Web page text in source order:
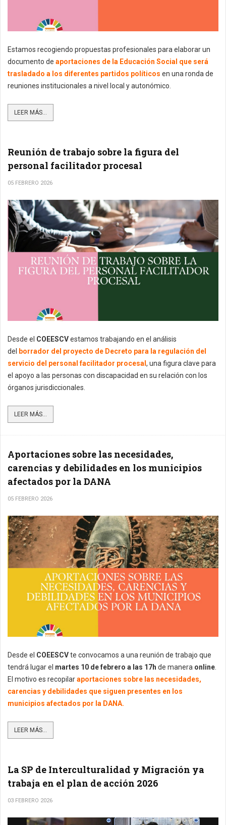
Estamos recogiendo propuestas profesionales para elaborar un
documento de aportaciones de la Educación Social que será
trasladado a los diferentes partidos políticos en una ronda de
reuniones institucionales a nivel local y autonómico.
LEER MÁS...
Reunión de trabajo sobre la figura del
personal facilitador procesal
05 FEBRERO 2026
Desde el COEESCVestamos trabajando en el análisis
del
borrador del proyecto de Decreto para la regulación del
servicio del personal facilitador procesal , una figura clave para
el apoyo a las personas con discapacidad en su relación con los
órganos jurisdiccionales.
LEER MÁS...
Aportaciones sobre las necesidades,
carencias y debilidades en los municipios
afectados por la DANA
05 FEBRERO 2026
Desde el COEESCVte convocamos a una reunión de trabajo que
tendrá lugar el martes 10 de febrero a las 17h de manera online
El motivo es recopilaraportaciones sobre las necesidades,
carencias y debilidades que siguen presentes en los
municipios afectados por la DANA.
LEER MÁS...
La SP de Interculturalidad y Migración ya
trabaja en el plan de acción 2026
03 FEBRERO 2026